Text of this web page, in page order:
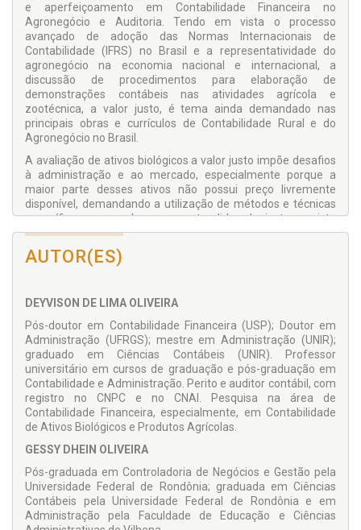
e aperfeiçoamento em Contabilidade Financeira no
Agronegócio e Auditoria. Tendo em vista o processo
avançado de adoção das Normas Internacionais de
Contabilidade (IFRS) no Brasil e a representatividade do
agronegócio na economia nacional e internacional, a
discussão de procedimentos para elaboração de
demonstrações contábeis nas atividades agrícola e
zootécnica, a valor justo, é tema ainda demandado nas
principais obras e currículos de Contabilidade Rural e do
Agronegócio no Brasil.
A avaliação de ativos biológicos a valor justo impõe desafios
à administração e ao mercado, especialmente porque a
maior parte desses ativos não possui preço livremente
disponível, demandando a utilização de métodos e técnicas
específicos para se alcançar o pretendido valor justo, previsto
nas normas de contabilidade. Buscando reduzir esses
desafios, a obra apresenta uma seção de valuation de ativos
biológicos a valor justo, com modelos que podem ser
contribuem para a fixação dos conteúdos exigidos pelos
currículos das instituições de ensino, bem como elucidam e
exemplificam pontos das normativas contábeis específicas –
a exemplo do CPC 29 e CPC 46. Na mesma linha, o manual do
professor (com respostas dos exercícios e disponível na
Editora) facilita a escolha de atividades a serem aplicadas
em sala, em trabalhos avaliativos, em autoestudo etc., tendo
em vista o grande número de exercícios disponíveis. Por fim,
aos professores são disponibilizadas (na Editora) as
plano de ensino.
Além dos cursos de graduação e especialização em Ciências
Contábeis, a obra também pode ser aplicada aos cursos das
áreas de Engenharia (de Produção, Florestal, Agronômica,
AUTOR(ES)
DEYVISON DE LIMA OLIVEIRA
Pós-doutor em Contabilidade Financeira (USP); Doutor em
Administração (UFRGS); mestre em Administração (UNIR);
graduado em Ciências Contábeis (UNIR). Professor
universitário em cursos de graduação e pós-graduação em
Contabilidade e Administração. Perito e auditor contábil, com
registro no CNPC e no CNAI. Pesquisa na área de
Contabilidade Financeira, especialmente, em Contabilidade
de Ativos Biológicos e Produtos Agrícolas.
GESSY DHEIN OLIVEIRA
Pós-graduada em Controladoria de Negócios e Gestão pela
Universidade Federal de Rondônia; graduada em Ciências
Contábeis pela Universidade Federal de Rondônia e em
Administração pela Faculdade de Educação e Ciências